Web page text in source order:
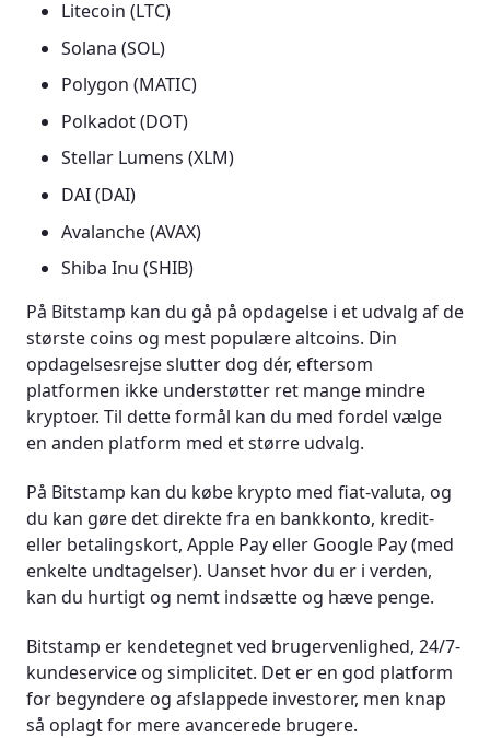
Litecoin (LTC)
Solana (SOL)
Polygon (MATIC)
Polkadot (DOT)
Stellar Lumens (XLM)
DAI (DAI)
Avalanche (AVAX)
Shiba Inu (SHIB)
På Bitstamp kan du gå på opdagelse i et udvalg af de
største coins og mest populære altcoins. Din
opdagelsesrejse slutter dog dér, eftersom
platformen ikke understøtter ret mange mindre
kryptoer. Til dette formål kan du med fordel vælge
en anden platform med et større udvalg.
På Bitstamp kan du købe krypto med fiat-valuta, og
du kan gøre det direkte fra en bankkonto, kredit-
eller betalingskort, Apple Pay eller Google Pay (med
enkelte undtagelser). Uanset hvor du er i verden,
kan du hurtigt og nemt indsætte og hæve penge.
Bitstamp er kendetegnet ved brugervenlighed, 24/7-
kundeservice og simplicitet. Det er en god platform
for begyndere og afslappede investorer, men knap
så oplagt for mere avancerede brugere.